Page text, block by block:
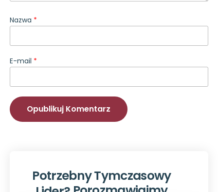
Nazwa *
E-mail *
Potrzebny Tymczasowy